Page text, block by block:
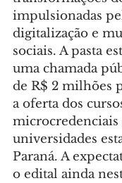
impulsionadas
digitalização e
sociais. A pasta
uma chamada
de R$ 2 milhões
a oferta dos
microcredenciais
universidades
Paraná. A
o edital ainda